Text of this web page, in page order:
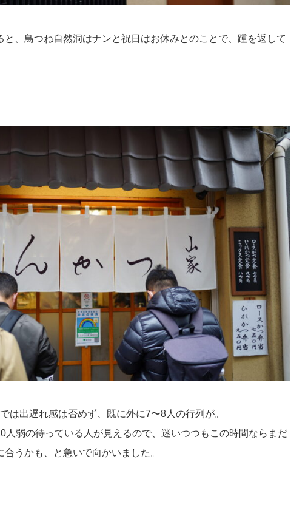
と、鳥つね自然洞はナンと祝日はお休みとのことで、踵を返して
は出遅れ感は否めず、既に外に7〜8人の行列が。
人弱の待っている人が見えるので、迷いつつもこの時間ならまだ
うかも、と急いで向かいました。